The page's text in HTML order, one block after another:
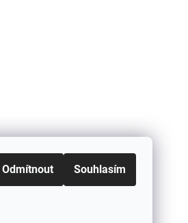
Odmítnout Souhlasím